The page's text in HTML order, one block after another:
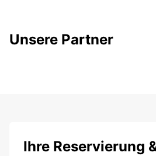
Unsere Partner
Ihre Reservierung